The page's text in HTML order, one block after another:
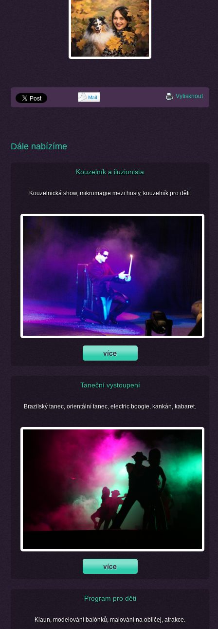
Vytisknout
Dále nabízíme
Kouzelník a iluzionista
Kouzelnická show, mikromagie mezi hosty, kouzelník pro děti.
Taneční vystoupení
Brazilský tanec, orientální tanec, electric boogie, kankán, kabaret.
Program pro děti
Klaun, modelování balónků, malování na obličej, atrakce.